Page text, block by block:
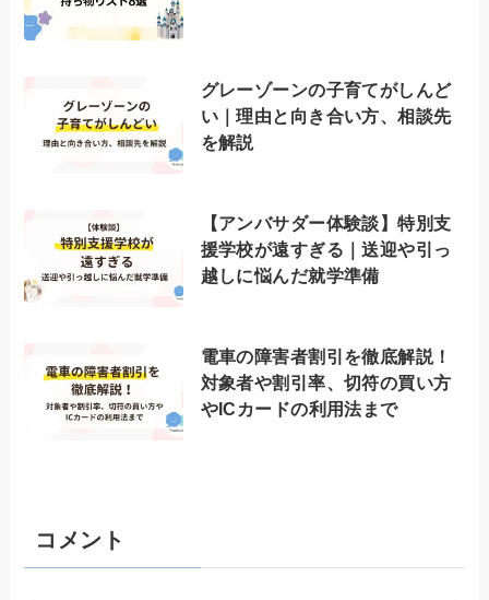
グレーゾーンの子育てがしんど
い｜理由と向き合い方、相談先
を解説
【アンバサダー体験談】特別支
援学校が遠すぎる｜送迎や引っ
越しに悩んだ就学準備
電車の障害者割引を徹底解説！
対象者や割引率、切符の買い方
やICカードの利用法まで
コメント